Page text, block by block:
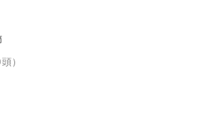
）